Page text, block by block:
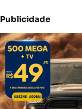
Publicidade